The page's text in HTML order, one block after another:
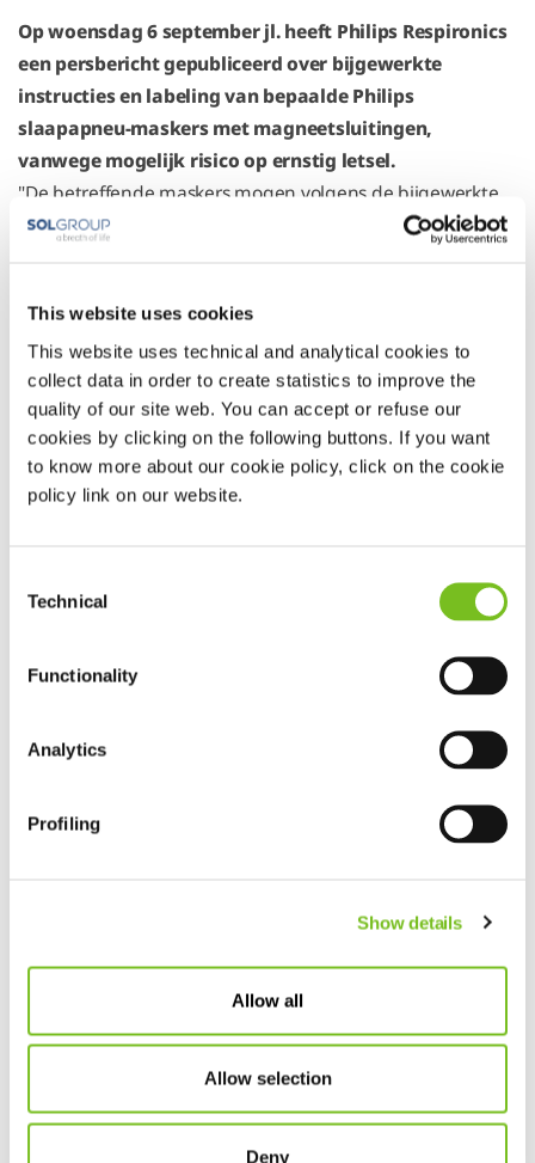
This website uses cookies
This website uses technical and analytical cookies to
collect data in order to create statistics to improve the
quality of our site web. You can accept or refuse our
cookies by clicking on the following buttons. If you want
to know more about our cookie policy, click on the cookie
policy link on our website.
Selection
Technical
Functionality
Analytics
Profiling
Show details
Allow all
Allow selection
Deny
Op woensdag 6 september jl. heeft Philips Respironics
een persbericht gepubliceerd over bijgewerkte
instructies en labeling van bepaalde Philips
slaapapneu-maskers met magneetsluitingen,
vanwege mogelijk risico op ernstig letsel.
"De betreffende maskers mogen volgens de bijgewerkte
instructies en labeling in gebruik blijven als patiënten of
voorwerpen in hun lichaam hebben.
Philips Respironics waarschuwt gebruikers van bepaalde
CPAP en BiPAP therapiemaskers met magneetsluitingen
om deze apparaten niet te gebruiken wanneer zij zelf of
iemand in hun buurt, zoals medebewoners, verzorgers en
bedpartners, metalen apparaten (implantaten) of
om de hoofdband aan het masker te bevestigen, een
methode die doorgaans wordt gebruikt in de industrie
Graag verwijzen we u naar het Nederlandstalige
hier.
vindt u de door Philips gegeven antwoorden op
Link